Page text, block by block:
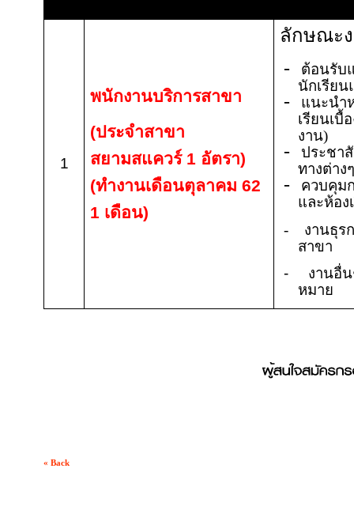
1
พนักงานบริการสาขา
(ประจำสาขา
สยามสแควร์ 1 อัตรา)
(ทำงานเดือนตุลาคม 62
1 เดือน)
ลักษณะ
-
ต้อนรับ
นักเรียน
-
แนะนำ
เรียนเบื้
งาน)
-
ประชา
ทางต่างๆ
-
ควบคุม
และห้อง
- งานธุรก
สาขา
- งานอื่น
หมาย
« Back